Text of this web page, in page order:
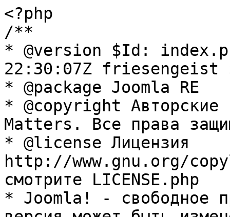
<?php
/**
* @version $Id:
22:30:07Z friesengeist
* @package Joomla RE
* @copyright Авторские
Matters. Все права
* @license Лицензия
http://www.gnu.org/
смотрите LICENSE.php
* Joomla! - свободное